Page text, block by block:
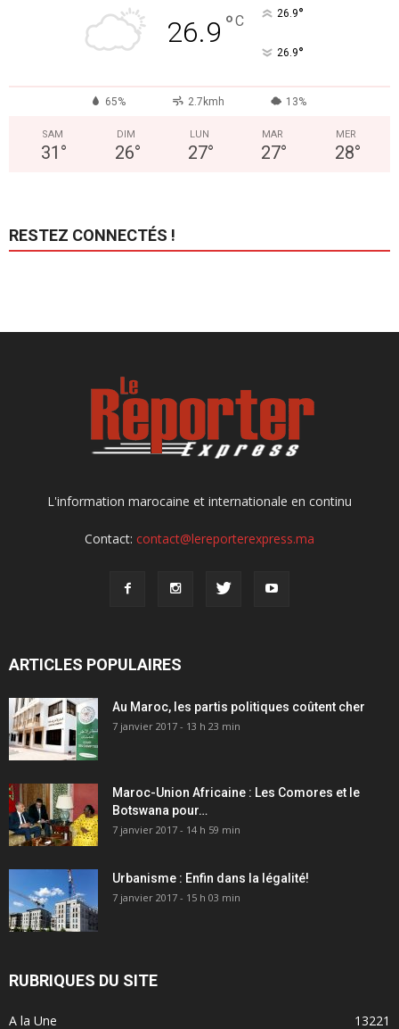
26.9 °C 26.9°
26.9°
65% 2.7kmh 13%
SAM
31 °
DIM
26°
LUN
27°
MAR
27°
MER
28°
RESTEZ CONNECTÉS !
L'information marocaine et internationale en continu
Contact: contact@lereporterexpress.ma
ARTICLES POPULAIRES
Au Maroc, les partis politiques coûtent cher
7 janvier 2017 - 13 h 23 min
Maroc-Union Africaine : Les Comores et le
Botswana pour…
7 janvier 2017 - 14 h 59 min
Urbanisme : Enfin dans la légalité!
7 janvier 2017 - 15 h 03 min
RUBRIQUES DU SITE
A la Une 13221